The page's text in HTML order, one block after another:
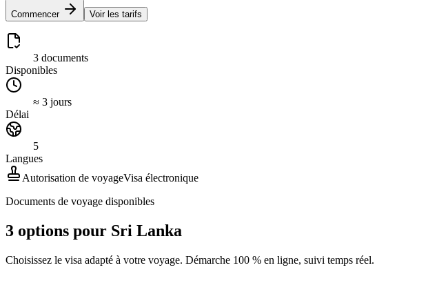
Commencer Voir les tarifs
3 documents
Disponibles
≈ 3 jours
Délai
5
Langues
Autorisation de voyageVisa électronique
Documents de voyage disponibles
3 options pour Sri Lanka
Choisissez le visa adapté à votre voyage. Démarche 100 % en ligne, suivi temps réel.